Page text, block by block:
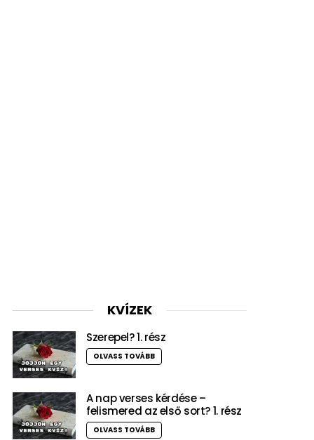
KVÍZEK
Szerepel? 1. rész
OLVASS TOVÁBB
A nap verses kérdése –
felismered az első sort? 1. rész
OLVASS TOVÁBB